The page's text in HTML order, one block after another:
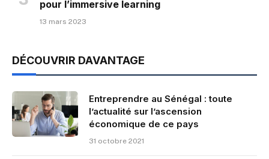
pour l’immersive learning
13 mars 2023
DÉCOUVRIR DAVANTAGE
Entreprendre au Sénégal : toute
l’actualité sur l’ascension
économique de ce pays
31 octobre 2021